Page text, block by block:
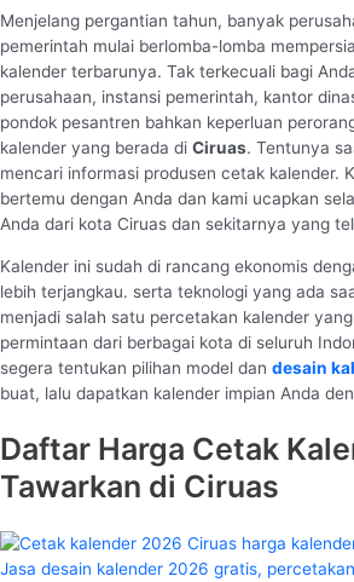
Menjelang pergantian tahun, banyak
pemerintah mulai berlomba-lomba
kalender terbarunya. Tak terkecuali bagi
perusahaan, instansi pemerintah, kantor
pondok pesantren bahkan keperluan
kalender yang berada di Ciruas. Tentunya
mencari informasi produsen cetak kalender.
bertemu dengan Anda dan kami ucapkan
Anda dari kota Ciruas dan sekitarnya yang
Kalender ini sudah di rancang ekonomis
lebih terjangkau. serta teknologi yang ada
menjadi salah satu percetakan kalender
permintaan dari berbagai kota di seluruh
segera tentukan pilihan model dan desain
buat, lalu dapatkan kalender impian Anda
Daftar Harga Cetak
Tawarkan di Ciruas